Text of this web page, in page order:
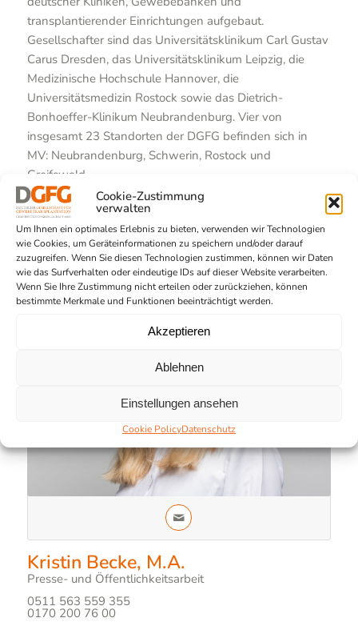
Cookie-Zustimmung
verwalten
Um Ihnen ein optimales Erlebnis zu bieten, verwenden wir Technologien
wie Cookies, um Geräteinformationen zu speichern und/oder darauf
zuzugreifen. Wenn Sie diesen Technologien zustimmen, können wir Daten
wie das Surfverhalten oder eindeutige IDs auf dieser Website verarbeiten.
Wenn Sie Ihre Zustimmung nicht erteilen oder zurückziehen, können
bestimmte Merkmale und Funktionen beeinträchtigt werden.
Akzeptieren
Ablehnen
Einstellungen ansehen
Cookie PolicyDatenschutz
transplantierender Einrichtungen aufgebaut.
Gesellschafter sind das Universitätsklinikum Carl Gustav
Carus Dresden, das Universitätsklinikum Leipzig, die
Medizinische Hochschule Hannover, die
Universitätsmedizin Rostock sowie das Dietrich-
Bonhoeffer-Klinikum Neubrandenburg. Vier von
insgesamt 23 Standorten der DGFG befinden sich in
MV: Neubrandenburg, Schwerin, Rostock und
Greifswald.
Download Presseinformation
Kristin Becke, M.A.
Presse- und Öffentlichkeitsarbeit
0511 563 559 355
0170 200 76 00